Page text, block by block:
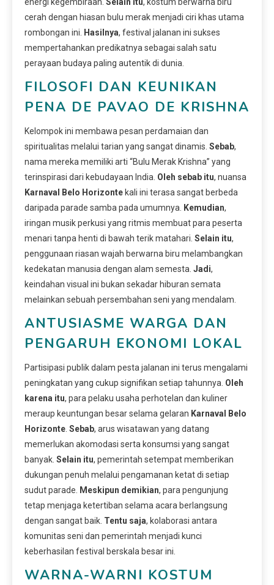
cerah dengan hiasan bulu merak menjadi ciri khas utama
rombongan ini.
Hasilnya, festival jalanan ini sukses
mempertahankan predikatnya sebagai salah satu
perayaan budaya paling autentik di dunia.
FILOSOFI DAN KEUNIKAN
PENA DE PAVAO DE KRISHNA
Kelompok ini membawa pesan perdamaian dan
spiritualitas melalui tarian yang sangat dinamis. Sebab,
nama mereka memiliki arti “Bulu Merak Krishna” yang
terinspirasi dari kebudayaan India. Oleh sebab itu, nuansa
Karnaval Belo Horizonte kali ini terasa sangat berbeda
daripada parade samba pada umumnya.
Kemudian,
iringan musik perkusi yang ritmis membuat para peserta
menari tanpa henti di bawah terik matahari. Selain itu,
penggunaan riasan wajah berwarna biru melambangkan
kedekatan manusia dengan alam semesta. Jadi,
keindahan visual ini bukan sekadar hiburan semata
melainkan sebuah persembahan seni yang mendalam.
ANTUSIASME WARGA DAN
PENGARUH EKONOMI LOKAL
Partisipasi publik dalam pesta jalanan ini terus mengalami
peningkatan yang cukup signifikan setiap tahunnya. Oleh
karena itu, para pelaku usaha perhotelan dan kuliner
meraup keuntungan besar selama gelaran Karnaval Belo
Horizonte Sebab, arus wisatawan yang datang
memerlukan akomodasi serta konsumsi yang sangat
banyak. Selain itu, pemerintah setempat memberikan
dukungan penuh melalui pengamanan ketat di setiap
sudut parade.
Meskipun demikian, para pengunjung
tetap menjaga ketertiban selama acara berlangsung
dengan sangat baik. Tentu saja, kolaborasi antara
komunitas seni dan pemerintah menjadi kunci
keberhasilan festival berskala besar ini.
WARNA-WARNI KOSTUM